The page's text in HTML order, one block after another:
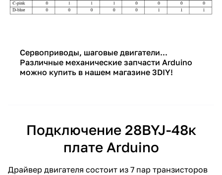
Сервоприводы, шаговые двигатели...
Различные механические запчасти Arduino
можно купить в нашем магазине 3DIY!
Подключение 28BYJ-48к
плате Arduino
Драйвер двигателя состоит из 7 пар транзисторов